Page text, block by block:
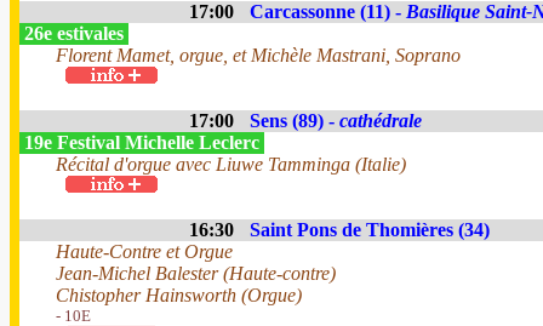
17:00 Carcassonne (11) - Basilique Saint-
26e estivales
Florent Mamet, orgue, et Michèle Mastrani, Soprano
17:00 Sens (89) - cathédrale
19e Festival Michelle Leclerc
Récital d'orgue avec Liuwe Tamminga (Italie)
16:30
Saint Pons de Thomières (34)
Haute-Contre et Orgue
Jean-Michel Balester (Haute-contre)
Chistopher Hainsworth (Orgue)
- 10E